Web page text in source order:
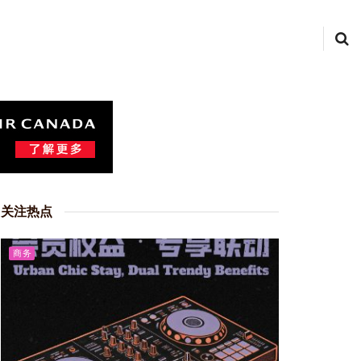
关注热点
商务